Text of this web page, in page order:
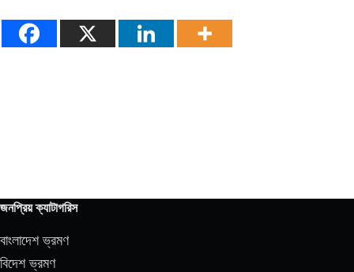
জনপ্রিয় ক্যাটাগরিস
বাংলাদেশ ভ্রমণ
বিদেশ ভ্রমণ